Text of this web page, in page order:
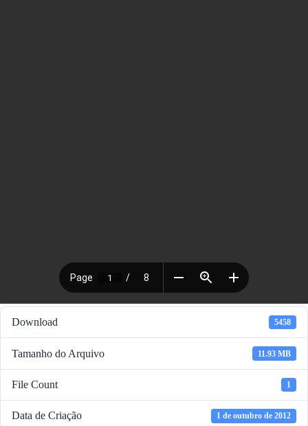
Download 5458
Tamanho do Arquivo 11.93 MB
File Count 1
Data de Criação 1 de outubro de 2012